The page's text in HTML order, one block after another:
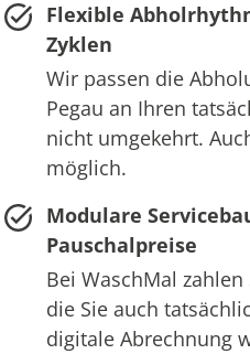
Flexible
Zyklen
Wir passen die
Pegau an Ihren
nicht umgekehrt.
möglich.
Modulare
Pauschalpreise
Bei WaschMal
die Sie auch
digitale Abrechnung